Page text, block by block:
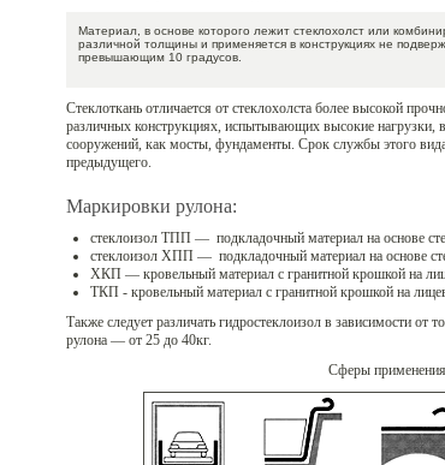
Материал, в основе которого лежит стеклохолст или
различной толщины и применяется в конструкциях не
превышающим 10 градусов.
Стеклоткань отличается от стеклохолста более высокой
различных конструкциях, испытывающих высокие нагрузки,
сооружений, как мосты, фундаменты. Срок службы этого
предыдущего.
Маркировки рулона:
стеклоизол ТПП — подкладочный материал на основе
стеклоизол ХПП — подкладочный материал на основе
ХКП — кровельный материал с гранитной крошкой на
ТКП - кровельный материал с гранитной крошкой на
Также следует различать гидростеклоизол в зависимости
рулона — от 25 до 40кг.
Сферы